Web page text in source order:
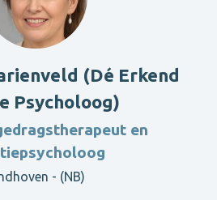
(Dé Erkend
Psycholoog)
en
- (NB)